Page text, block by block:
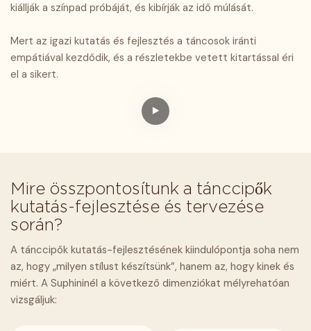
kiállják a színpad próbáját, és kibírják az idő múlását.
Mert az igazi kutatás és fejlesztés a táncosok iránti
empátiával kezdődik, és a részletekbe vetett kitartással éri
el a sikert.
Mire összpontosítunk a tánccipők
kutatás-fejlesztése és tervezése
során?
A tánccipők kutatás-fejlesztésének kiindulópontja soha nem
az, hogy „milyen stílust készítsünk”, hanem az, hogy kinek és
miért. A Suphininél a következő dimenziókat mélyrehatóan
vizsgáljuk: